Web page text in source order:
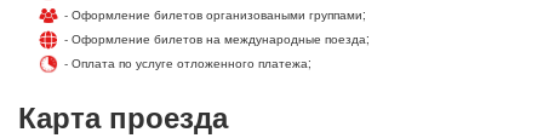
- Оформление билетов организоваными группами;
- Оформление билетов на международные поезда;
- Оплата по услуге отложенного платежа;
Карта проезда